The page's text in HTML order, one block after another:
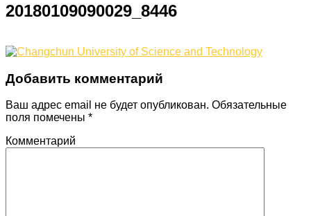
20180109090029_8446
Добавить комментарий
Ваш адрес email не будет опубликован. Обязательные
поля помечены *
Комментарий